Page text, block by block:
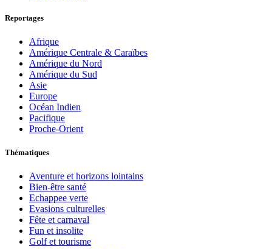
Reportages
Afrique
Amérique Centrale & Caraïbes
Amérique du Nord
Amérique du Sud
Asie
Europe
Océan Indien
Pacifique
Proche-Orient
Thématiques
Aventure et horizons lointains
Bien-être santé
Echappee verte
Evasions culturelles
Fête et carnaval
Fun et insolite
Golf et tourisme